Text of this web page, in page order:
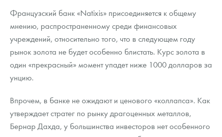
Аксессуары
Гарри Поттер
Год Лошади
Жетоны "Необыкновенные обитатели глубин"
Ювелирные изделия
Памятка для работы с монетами из драгметаллов
Условия возврата
Монеты
Политика использования Cookies
Положение по обработке и защите персональных данных
Скупка слитков
Наши преимущества
Пресс-служба
Французский банк «Natixis» присоединяется к общему
мнению, распространенному среди финансовых
учреждений, относительно того, что в следующем году
рынок золота не будет особенно блистать. Курс золота в
один «прекрасный» момент упадет ниже 1000 долларов за
унцию.
Впрочем, в банке не ожидают и ценового «коллапса». Как
утверждает стратег по рынку драгоценных металлов,
Бернар Дахда, у большинства инвесторов нет особенного